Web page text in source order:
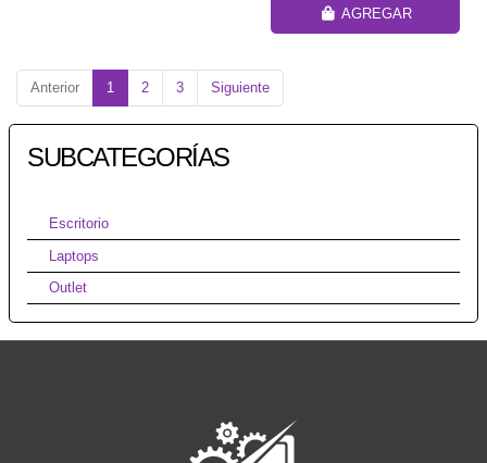
/ PROMOCION
AGREGAR
Anterior 1 2 3 Siguiente
SUBCATEGORÍAS
Escritorio
Laptops
Outlet